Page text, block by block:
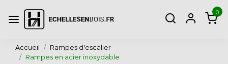
0
Accueil
Rampes d'escalier
Rampes en acier inoxydable